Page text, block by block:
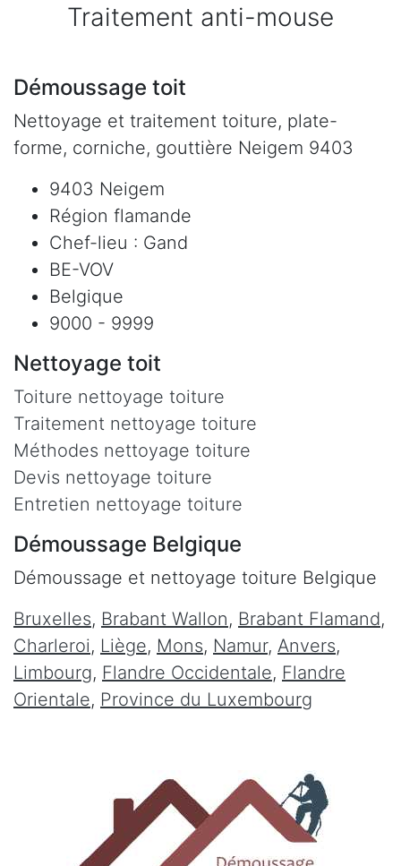
Traitement anti-mouse
Démoussage toit
Nettoyage et traitement toiture, plate-
forme, corniche, gouttière Neigem 9403
9403 Neigem
Région flamande
Chef-lieu : Gand
BE-VOV
Belgique
9000 - 9999
Nettoyage toit
Toiture nettoyage toiture
Traitement nettoyage toiture
Méthodes nettoyage toiture
Devis nettoyage toiture
Entretien nettoyage toiture
Démoussage Belgique
Démoussage et nettoyage toiture Belgique
Bruxelles, Brabant Wallon, Brabant Flamand,
Charleroi, Liège, Mons, Namur, Anvers,
Limbourg, Flandre Occidentale, Flandre
Orientale, Province du Luxembourg